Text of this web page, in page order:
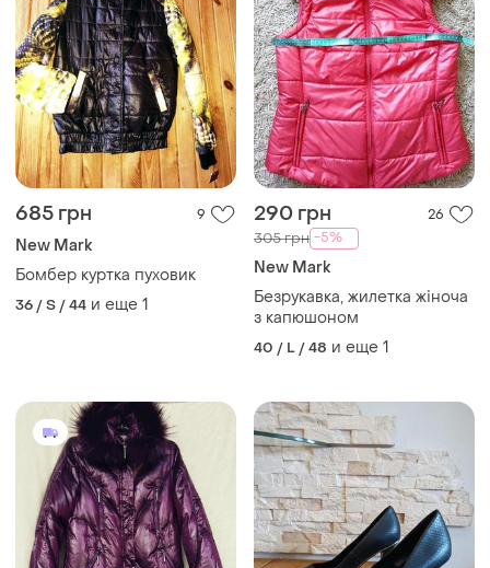
685 грн 9
New Mark
Бомбер куртка пуховик
36 / S / 44 и еще 1
290 грн 26
305 грн -5%
New Mark
Безрукавка, жилетка жіноча
з капюшоном
40 / L / 48 и еще 1